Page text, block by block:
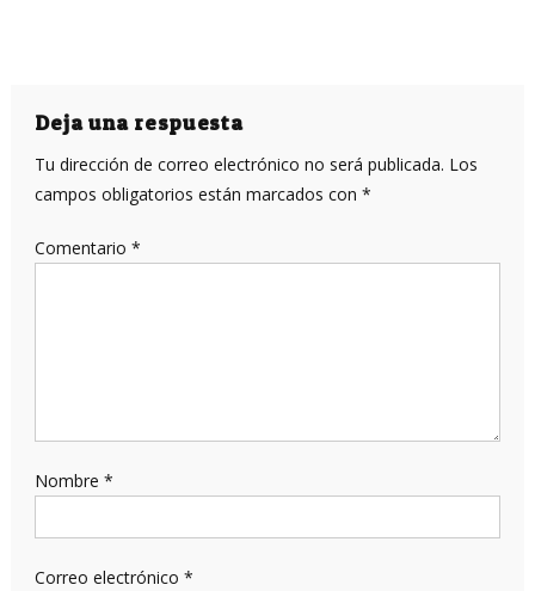
Deja una respuesta
Tu dirección de correo electrónico no será publicada. Los
campos obligatorios están marcados con *
Comentario *
Nombre *
Correo electrónico *